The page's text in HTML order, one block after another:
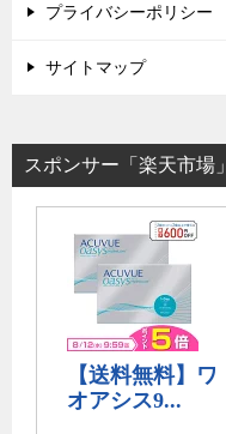
プライバシーポリシー
サイトマップ
スポンサー「楽天市場」